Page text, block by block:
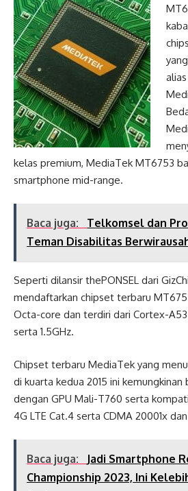
kelas premium, MediaTek MT6753
smartphone mid-range.
Baca juga:
Telkomsel dan
Teman Disabilitas
Seperti dilansir thePONSEL dari
mendaftarkan chipset terbaru
Octa-core dan terdiri dari Cortex-A53
serta 1.5GHz.
Chipset terbaru MediaTek yang
di kuarta kedua 2015 ini kemungkinan
dengan GPU Mali-T760 serta
4G LTE Cat.4 serta CDMA 20001x
Baca juga:
Jadi Smartphone
Championship 2023, Ini